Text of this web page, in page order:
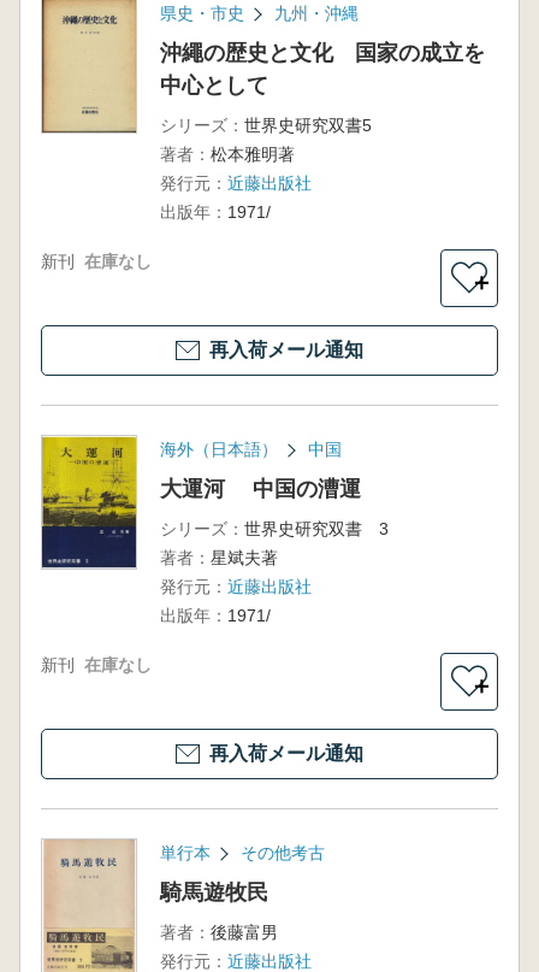
県史・市史 九州・沖縄
沖繩の歴史と文化 国家の成立を
中心として
シリーズ： 世界史研究双書5
著者： 松本雅明著
発行元： 近藤出版社
出版年： 1971/
新刊 在庫なし
＋
再入荷メール通知
海外（日本語） 中国
大運河 中国の漕運
シリーズ： 世界史研究双書 3
著者： 星斌夫著
発行元： 近藤出版社
出版年： 1971/
新刊 在庫なし
＋
再入荷メール通知
単行本 その他考古
騎馬遊牧民
著者： 後藤富男
発行元： 近藤出版社